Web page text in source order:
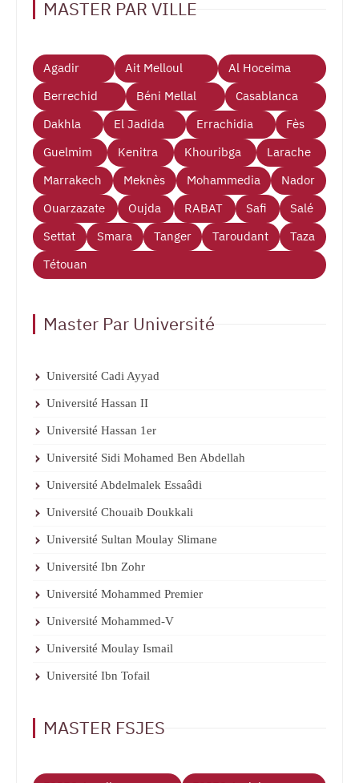
MASTER PAR VILLE
Agadir Ait Melloul
Al Hoceima
Berrechid
Béni Mellal
Casablanca
Dakhla
El Jadida Errachidia
Fès
Guelmim
Kenitra Khouribga
Larache
Marrakech
Meknès Mohammedia
Nador
Ouarzazate
Oujda RABAT Safi
Salé
Settat
Smara Tanger Taroudant
Taza
Tétouan
Master Par Université
Université Cadi Ayyad
Université Hassan II
Université Hassan 1er
Université Sidi Mohamed Ben Abdellah
Université Abdelmalek Essaâdi
Université Chouaib Doukkali
Université Sultan Moulay Slimane
Université Ibn Zohr
Université Mohammed Premier
Université Mohammed-V
Université Moulay Ismail
Université Ibn Tofail
MASTER FSJES